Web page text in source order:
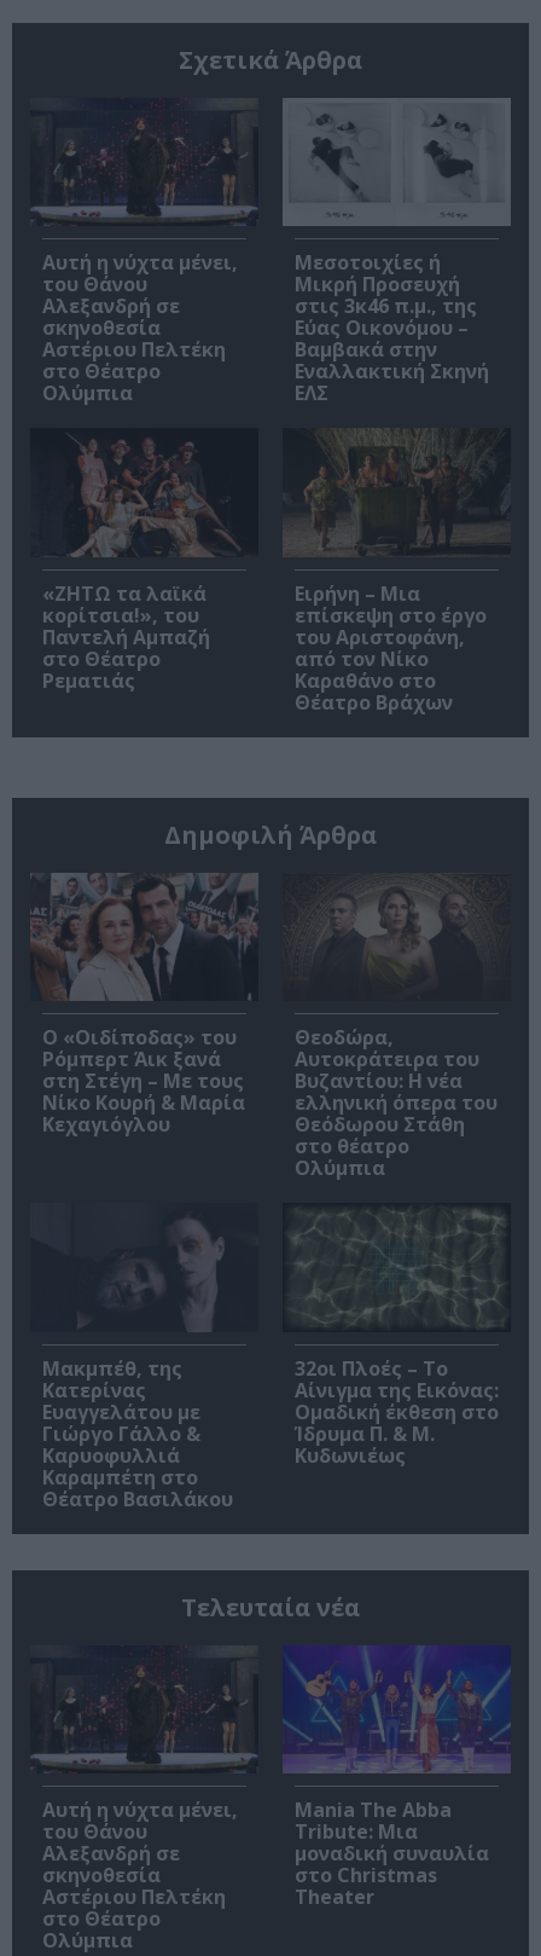
Σχετικά Άρθρα
Αυτή η νύχτα μένει,
του Θάνου
Αλεξανδρή σε
σκηνοθεσία
Αστέριου Πελτέκη
στο Θέατρο
Ολύμπια
Μεσοτοιχίες ή
Μικρή Προσευχή
στις 3κ46 π.μ., της
Εύας Οικονόμου –
Βαμβακά στην
Εναλλακτική Σκηνή
ΕΛΣ
«ΖΗΤΩ τα λαϊκά
κορίτσια!», του
Παντελή Αμπαζή
στο Θέατρο
Ρεματιάς
Ειρήνη – Μια
επίσκεψη στο έργο
του Αριστοφάνη,
από τον Νίκο
Καραθάνο στο
Θέατρο Βράχων
Δημοφιλή Άρθρα
O «Οιδίποδας» του
Ρόμπερτ Άικ ξανά
στη Στέγη – Με τους
Νίκο Κουρή & Μαρία
Κεχαγιόγλου
Θεοδώρα,
Αυτοκράτειρα του
Βυζαντίου: Η νέα
ελληνική όπερα του
Θεόδωρου Στάθη
στο θέατρο
Ολύμπια
Μακμπέθ, της
Κατερίνας
Ευαγγελάτου με
Γιώργο Γάλλο &
Καρυοφυλλιά
Καραμπέτη στο
Θέατρο Βασιλάκου
32οι Πλοές – Το
Αίνιγμα της Εικόνας:
Ομαδική έκθεση στο
Ίδρυμα Π. & Μ.
Κυδωνιέως
Τελευταία νέα
Αυτή η νύχτα μένει,
του Θάνου
Αλεξανδρή σε
σκηνοθεσία
Αστέριου Πελτέκη
στο Θέατρο
Ολύμπια
Mania The Abba
Tribute: Μια
μοναδική συναυλία
στο Christmas
Theater